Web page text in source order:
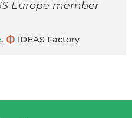
Europe member
, IDEAS Factory